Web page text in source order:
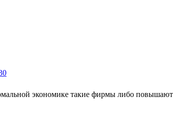
экономике такие фирмы либо